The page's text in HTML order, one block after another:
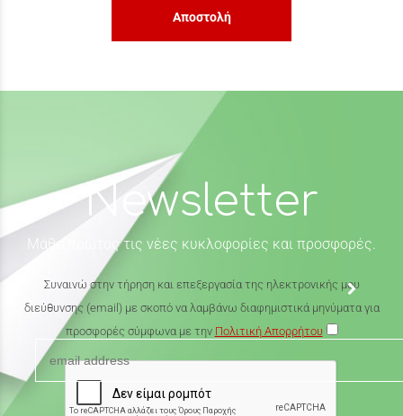
Αποστολή
Newsletter
Μάθε πρώτος τις νέες κυκλοφορίες και προσφορές.
Συναινώ στην τήρηση και επεξεργασία της ηλεκτρονικής μου
διεύθυνσης (email) με σκοπό να λαμβάνω διαφημιστικά μηνύματα για
προσφορές σύμφωνα με την Πολιτική Απορρήτου